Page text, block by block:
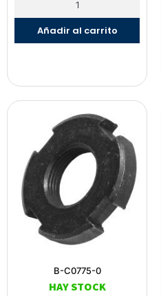
Añadir al carrito
B-C0775-0
HAY STOCK